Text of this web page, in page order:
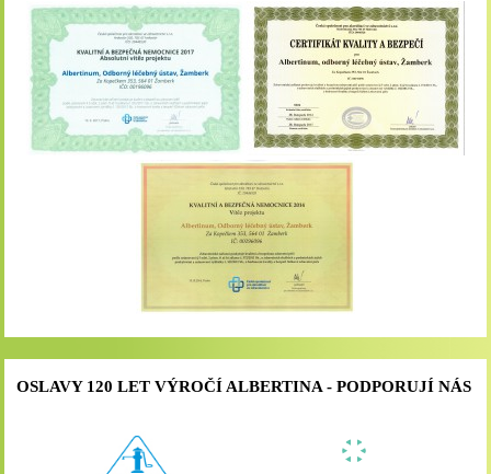
OSLAVY 120 LET VÝROČÍ ALBERTINA - PODPORUJÍ NÁS